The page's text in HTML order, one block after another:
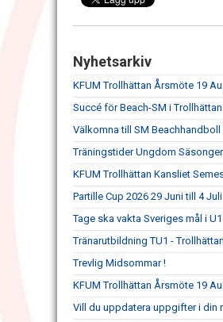
Nyhetsarkiv
KFUM Trollhättan Årsmöte 19
Succé för Beach-SM i
Välkomna till SM
Träningstider Ungdom
KFUM Trollhättan Kansliet
Partille Cup 2026 29 Juni till 4 Juli
Tage ska vakta Sveriges mål i
Tränarutbildning TU1 -
Trevlig Midsommar !
KFUM Trollhättan Årsmöte 19
Vill du uppdatera uppgifter i din